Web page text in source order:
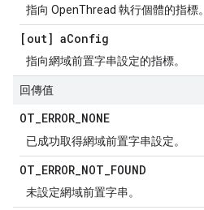
指向 OpenThread 執行個體的指標。
[out] aConfig
指向網域前置字串設定的指標。
回傳值
OT_ERROR_NONE
已成功取得網域前置字串設定。
OT_ERROR_NOT_FOUND
未設定網域前置字串。